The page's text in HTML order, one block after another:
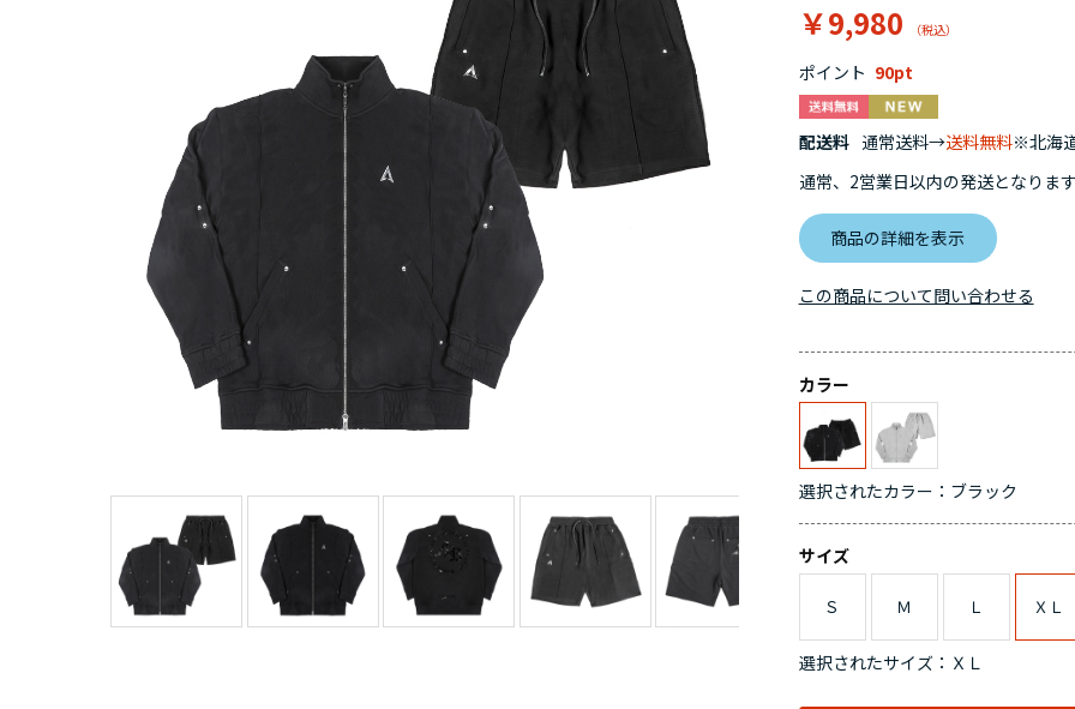
￥9,980
ポイント 90
配送料 通常送料→送料無料※北海
通常、2営業日以内の発送となりま
商品の詳細を表示
カラー
選択されたカラー：ブラック
サイズ
Ｓ Ｍ Ｌ ＸＬ
選択されたサイズ：ＸＬ
この商品について問い合わせる